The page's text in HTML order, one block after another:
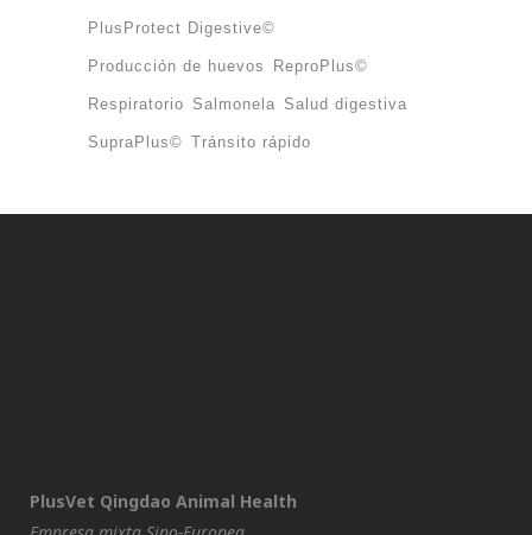
PlusProtect Digestive©
Producción de huevos ReproPlus©
Respiratorio Salmonela Salud digestiva
SupraPlus© Tránsito rápido
PlusVet Qingdao Animal Health